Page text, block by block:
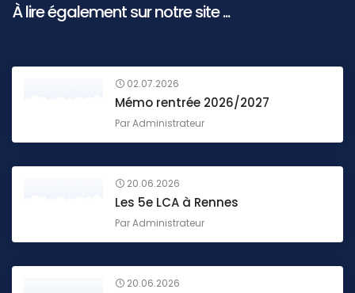
À lire également sur notre site ...
02.07.2026
Mémo rentrée 2026/2027
ParAdministrateur
20.06.2026
Les 5e LCA à Rennes
ParAdministrateur
20.06.2026